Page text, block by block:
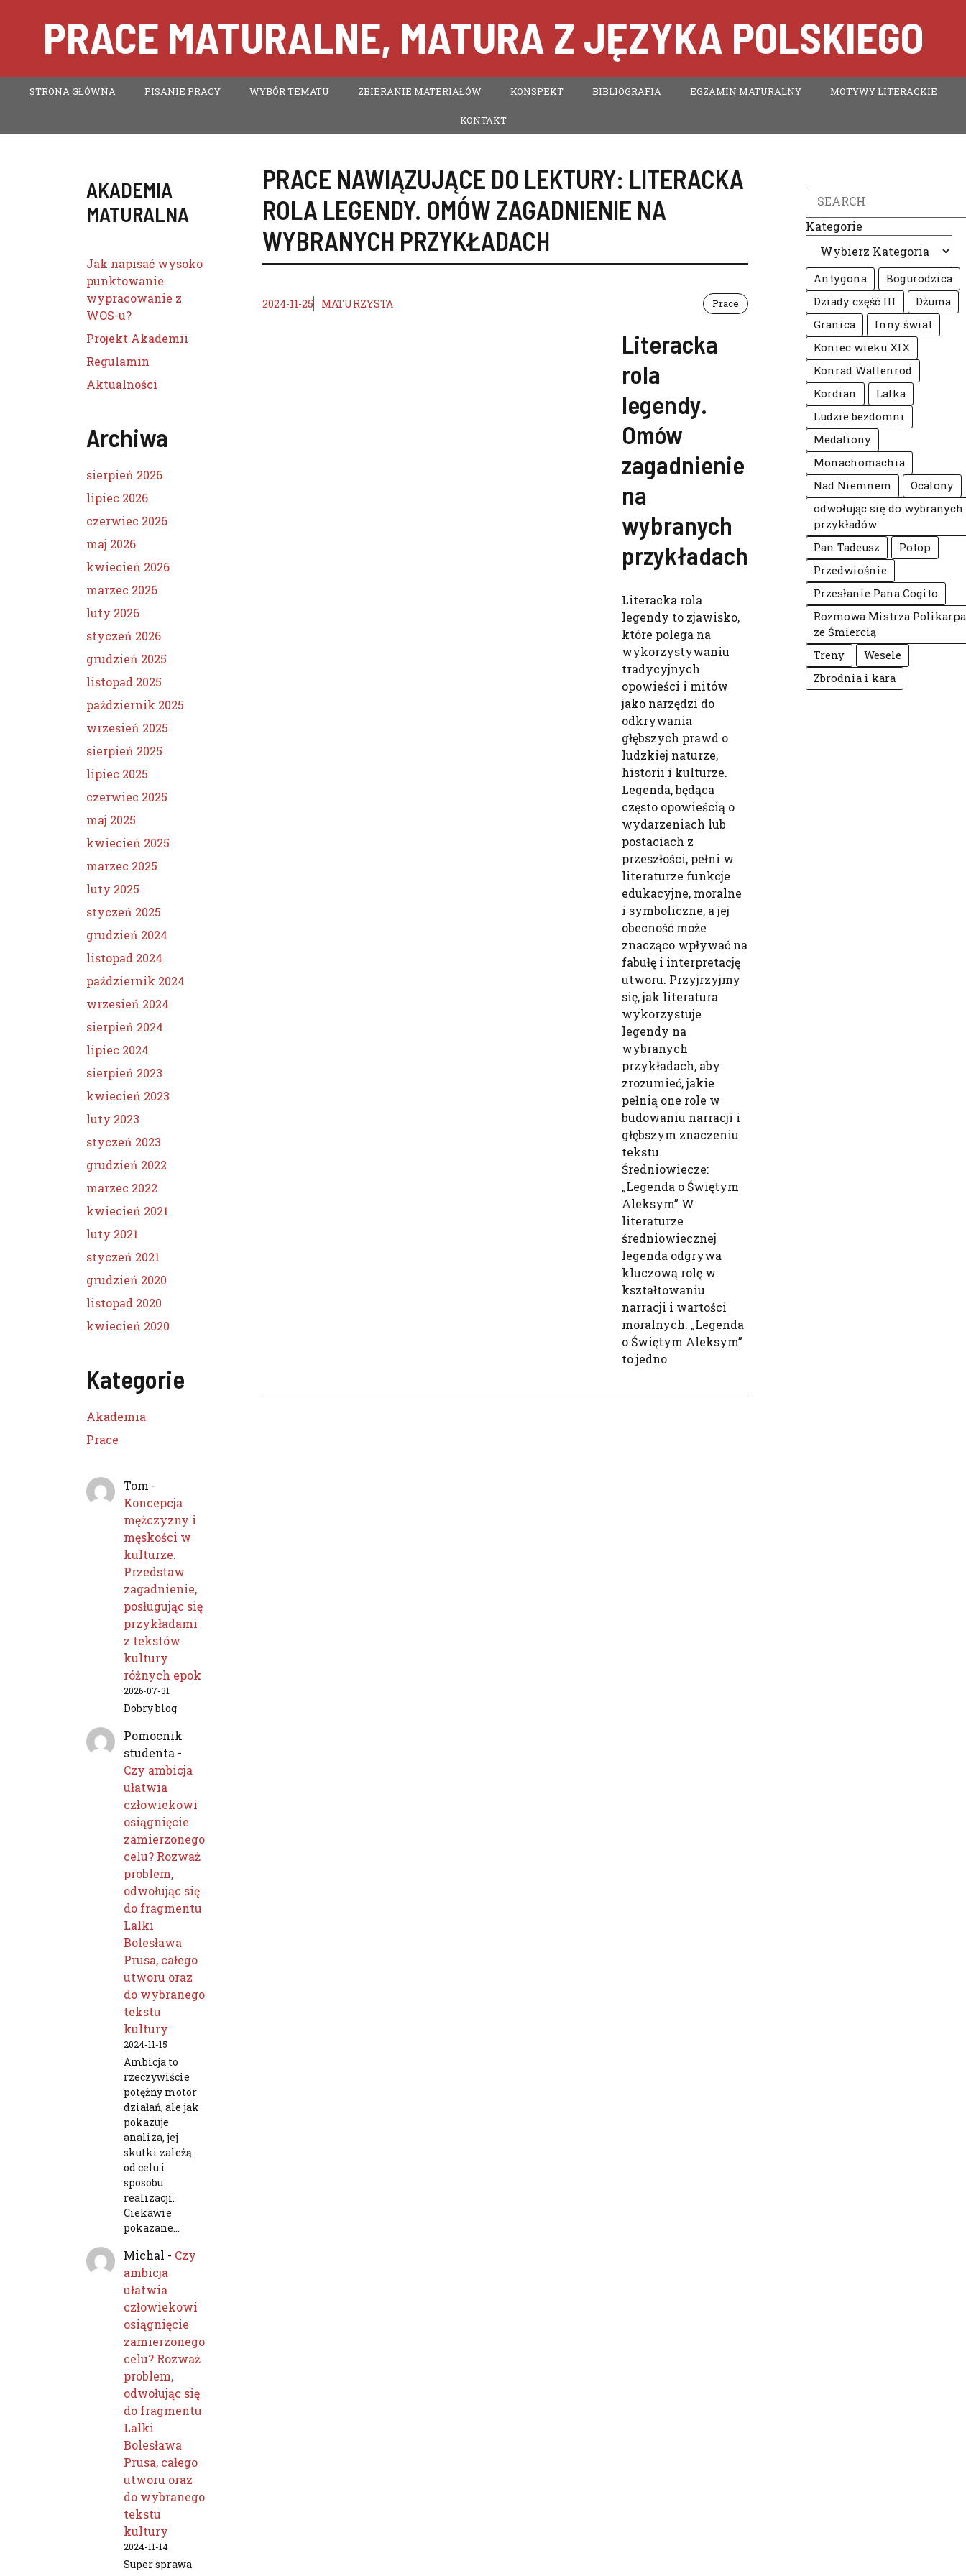
PRACE MATURALNE, MATURA Z JĘZYKA POLSKIEGO
STRONA GŁÓWNA PISANIE PRACY WYBÓR TEMATU ZBIERANIE MATERIAŁÓW KONSPEKT BIBLIOGRAFIA EGZAMIN MATURALNY MOTYWY LITERACKIE
KONTAKT
PRACE NAWIĄZUJĄCE DO LEKTURY: LITERACKA
ROLA LEGENDY. OMÓW ZAGADNIENIE NA
WYBRANYCH PRZYKŁADACH
2024-11-25 MATURZYSTA Prace
Literacka
rola
legendy.
Omów
zagadnienie
na
wybranych
przykładach
Literacka rola
legendy to zjawisko,
które polega na
wykorzystywaniu
tradycyjnych
opowieści i mitów
jako narzędzi do
odkrywania
głębszych prawd o
ludzkiej naturze,
historii i kulturze.
Legenda, będąca
często opowieścią o
wydarzeniach lub
postaciach z
przeszłości, pełni w
literaturze funkcje
edukacyjne, moralne
i symboliczne, a jej
obecność może
znacząco wpływać na
fabułę i interpretację
utworu. Przyjrzyjmy
się, jak literatura
wykorzystuje
legendy na
wybranych
przykładach, aby
zrozumieć, jakie
pełnią one role w
budowaniu narracji i
głębszym znaczeniu
tekstu.
Średniowiecze:
„Legenda o Świętym
Aleksym” W
literaturze
średniowiecznej
legenda odgrywa
kluczową rolę w
kształtowaniu
narracji i wartości
moralnych. „Legenda
o Świętym Aleksym”
to jedno
AKADEMIA
MATURALNA
Jak napisać wysoko
punktowanie
wypracowanie z
WOS-u?
Projekt Akademii
Regulamin
Aktualności
Archiwa
sierpień 2026
lipiec 2026
czerwiec 2026
maj 2026
kwiecień 2026
marzec 2026
luty 2026
styczeń 2026
grudzień 2025
listopad 2025
październik 2025
wrzesień 2025
sierpień 2025
lipiec 2025
czerwiec 2025
maj 2025
kwiecień 2025
marzec 2025
luty 2025
styczeń 2025
grudzień 2024
listopad 2024
październik 2024
wrzesień 2024
sierpień 2024
lipiec 2024
sierpień 2023
kwiecień 2023
luty 2023
styczeń 2023
grudzień 2022
marzec 2022
kwiecień 2021
luty 2021
styczeń 2021
grudzień 2020
listopad 2020
kwiecień 2020
Kategorie
Akademia
Prace
Tom -
Koncepcja
mężczyzny i
męskości w
kulturze.
Przedstaw
zagadnienie,
posługując się
przykładami
z tekstów
kultury
różnych epok
2026-07-31
Dobry blog
Pomocnik
studenta -
Czy ambicja
ułatwia
człowiekowi
osiągnięcie
zamierzonego
celu? Rozważ
problem,
odwołując się
do fragmentu
Lalki
Bolesława
Prusa, całego
utworu oraz
do wybranego
tekstu
kultury
2024-11-15
Ambicja to
rzeczywiście
potężny motor
działań, ale jak
pokazuje
analiza, jej
skutki zależą
od celu i
sposobu
realizacji.
Ciekawie
pokazane…
Michal - Czy
ambicja
ułatwia
człowiekowi
osiągnięcie
zamierzonego
celu? Rozważ
problem,
odwołując się
do fragmentu
Lalki
Bolesława
Prusa, całego
utworu oraz
do wybranego
tekstu
kultury
2024-11-14
Super sprawa
Kategorie
Antygona
Bogurodzica
Dziady część III
Dżuma
Granica
Inny świat
Koniec wieku XIX
Konrad Wallenrod
Kordian
Lalka
Ludzie bezdomni
Medaliony
Monachomachia
Nad Niemnem
Ocalony
odwołując się do wybranych
przykładów
Pan Tadeusz
Potop
Przedwiośnie
Przesłanie Pana Cogito
Rozmowa Mistrza Polikarpa
ze Śmiercią
Treny
Wesele
Zbrodnia i kara